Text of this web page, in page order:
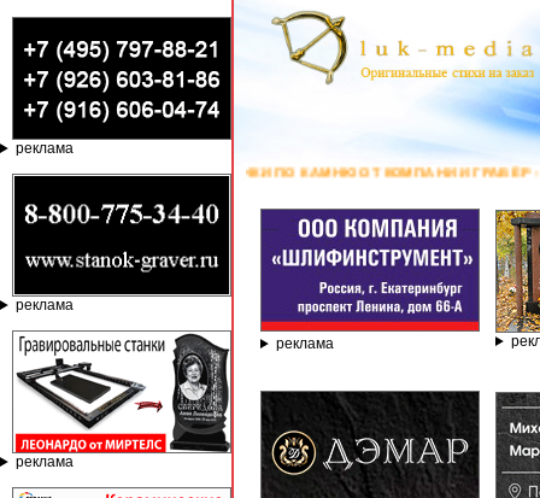
реклама
реклама
реклама
КАМНЮ ОТ КОМПАНИИ ГРАВЁР - ТЕЛЕФОН 8.800.77-53-440, САЙТ
реклама